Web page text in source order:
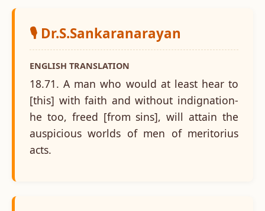
🎙️ Dr.S.Sankaranarayan
ENGLISH TRANSLATION
18.71. A man who would at least hear to
[this] with faith and without indignation-
he too, freed [from sins], will attain the
auspicious worlds of men of meritorius
acts.